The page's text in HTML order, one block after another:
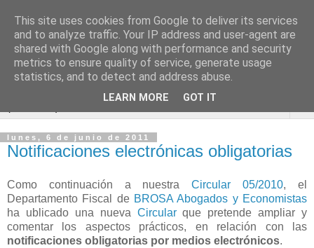
Blog de Economía y
Derecho
lunes, 6 de junio de 2011
Notificaciones electrónicas obligatorias
Como continuación a nuestraCircular 05/2010, el
Departamento Fiscal de BROSA Abogados y Economistas
ha ublicado una nueva Circularque pretende ampliar y
comentar los aspectos prácticos, en relación con las
notificaciones obligatorias por medios electrónicos.
This site uses cookies from Google to deliver its services
and to analyze traffic. Your IP address and user-agent are
shared with Google along with performance and security
metrics to ensure quality of service, generate usage
statistics, and to detect and address abuse.
LEARN MORE GOT IT